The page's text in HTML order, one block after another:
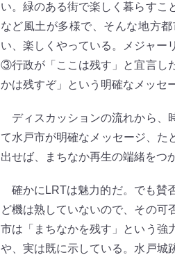
い。緑のある街で楽しく暮らす
など風土が多様で、そんな地方
い、楽しくやっている。メジャ
③行政が「ここは残す」と宜言し
かは残すぞ」という明確なメッセ
ディスカッションの流れから、
て水戸市が明確なメッセージ、た
出せば、まちなか再生の端緒をつ
確かにLRTは魅力的だ。でも賛
ど機は熟していないので、その可
市は「まちなかを残す」という強
や、実は既に示している。水戸城